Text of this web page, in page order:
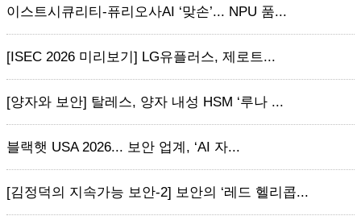
이스트시큐리티-퓨리오사AI ‘맞손’... NPU 품...
[ISEC 2026 미리보기] LG유플러스, 제로트...
[양자와 보안] 탈레스, 양자 내성 HSM ‘루나 ...
블랙햇 USA 2026... 보안 업계, ‘AI 자...
[김정덕의 지속가능 보안-2] 보안의 ‘레드 헬리콥...